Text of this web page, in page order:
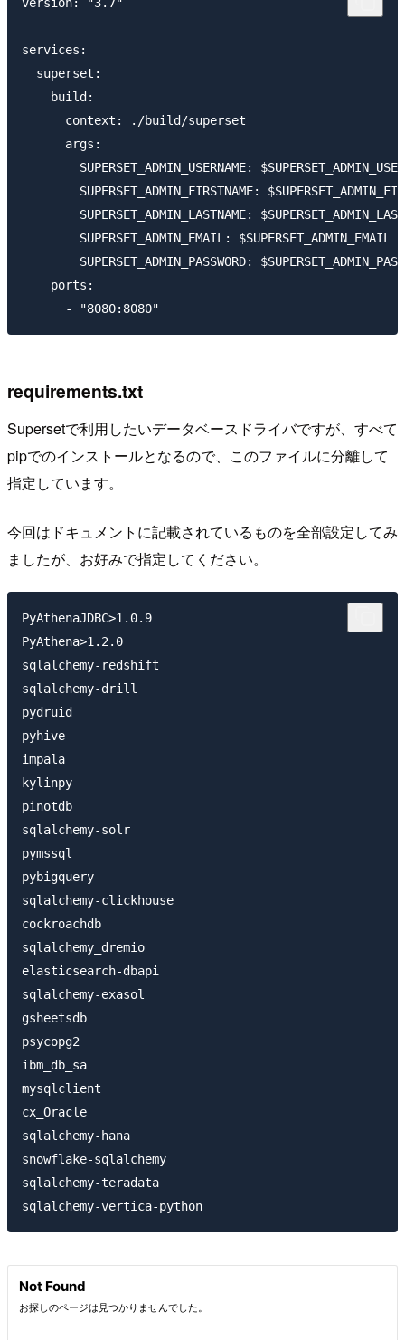
version: "3.7"
services:
  superset:
    build:
      context: ./build/superset
      args:
SUPERSET_ADMIN_USERNAME:
SUPERSET_ADMIN_FIRSTNAME:
SUPERSET_ADMIN_LASTNAME:
        SUPERSET_ADMIN_EMAIL: $SUPERSET_ADMIN_EMAIL
SUPERSET_ADMIN_PASSWORD:
    ports:
requirements.txt
Supersetで利用したいデータベースドライバですが、すべて
pipでのインストールとなるので、このファイルに分離して
指定しています。
今回はドキュメントに記載されているものを全部設定してみ
ましたが、お好みで指定してください。
PyAthenaJDBC>1.0.9
PyAthena>1.2.0
sqlalchemy-redshift
sqlalchemy-drill
pydruid
pyhive
impala
kylinpy
pinotdb
sqlalchemy-solr
pymssql
pybigquery
sqlalchemy-clickhouse
cockroachdb
sqlalchemy_dremio
elasticsearch-dbapi
sqlalchemy-exasol
gsheetsdb
psycopg2
ibm_db_sa
mysqlclient
cx_Oracle
sqlalchemy-hana
snowflake-sqlalchemy
sqlalchemy-teradata